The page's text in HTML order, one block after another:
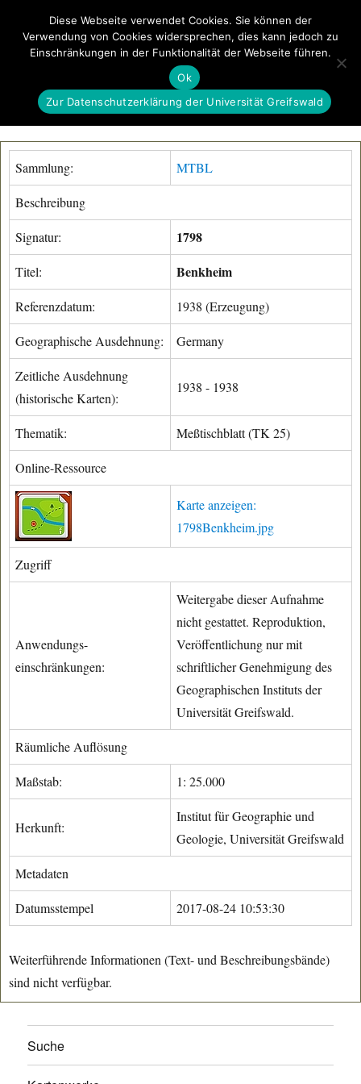
GeoGREIF MENÜ
Sammlung: MTBL
Beschreibung
Signatur: 1798
Titel: Benkheim
Referenzdatum: 1938 (Erzeugung)
Geographische Ausdehnung: Germany
Zeitliche Ausdehnung
(historische Karten):
1938 - 1938
Thematik: Meßtischblatt (TK 25)
Online-Ressource
Karte anzeigen:
1798Benkheim.jpg
Zugriff
Anwendungs-
einschränkungen:
Weitergabe dieser Aufnahme
nicht gestattet. Reproduktion,
Veröffentlichung nur mit
schriftlicher Genehmigung des
Geographischen Instituts der
Universität Greifswald.
Räumliche Auflösung
Maßstab: 1: 25.000
Herkunft:
Institut für Geographie und
Geologie, Universität Greifswald
Metadaten
Datumsstempel 2017-08-24 10:53:30
Weiterführende Informationen (Text- und Beschreibungsbände)
sind nicht verfügbar.
Suche
Diese Webseite verwendet Cookies. Sie können der
Verwendung von Cookies widersprechen, dies kann jedoch zu
Einschränkungen in der Funktionalität der Webseite führen.
Ok
Zur Datenschutzerklärung der Universität Greifswald